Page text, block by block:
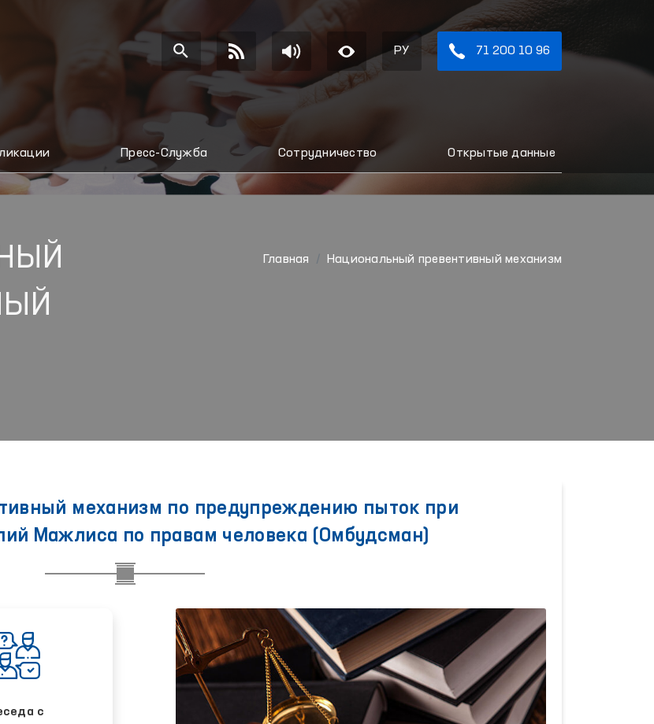
РУ 71 200 10 96
Пресс-Служба Сотрудничество Открытые данные
Главная Национальный превентивный механизм
механизм по предупреждению пыток при
Мажлиса по правам человека (Омбудсман)
с